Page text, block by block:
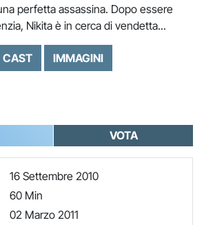
perfetta assassina. Dopo essere
Nikita è in cerca di vendetta...
CAST IMMAGINI
VOTA
16 Settembre 2010
60 Min
02 Marzo 2011